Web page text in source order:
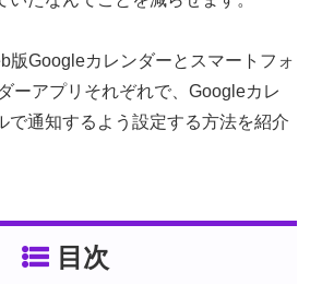
版Googleカレンダーとスマートフォ
ーアプリそれぞれで、Googleカレ
で通知するよう設定する方法を紹介
目次